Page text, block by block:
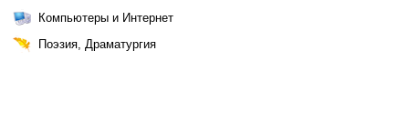
Компьютеры и Интернет
Поэзия, Драматургия